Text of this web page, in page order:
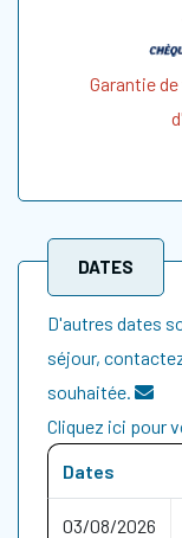
Garantie
DATES
D'autres dates
séjour,
souhaitée.
Cliquez ici pour
Dates
03/08/2026